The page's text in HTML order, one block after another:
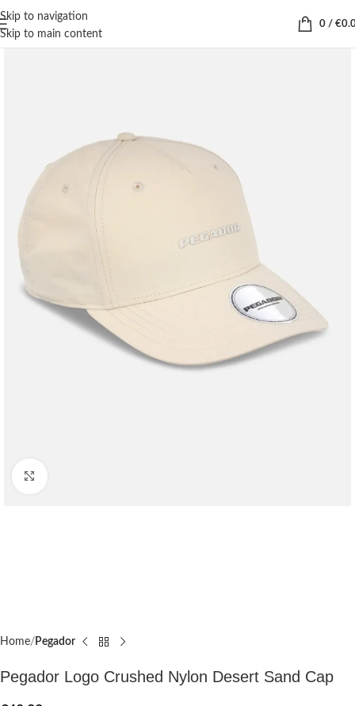
Skip to navigation
Skip to main content
0 / €
Home Pegador​
Pegador Logo Crushed Nylon Desert Sand Cap